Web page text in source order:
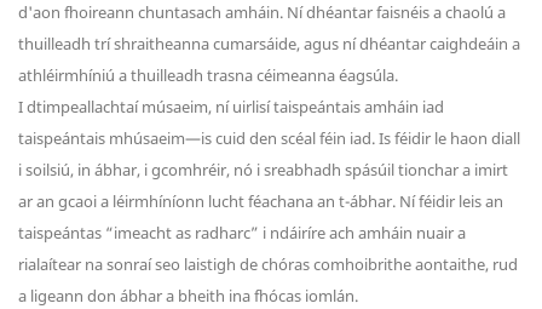
d'aon fhoireann chuntasach amháin. Ní dhéantar faisnéis a chaolú a
thuilleadh trí shraitheanna cumarsáide, agus ní dhéantar caighdeáin a
athléirmhíniú a thuilleadh trasna céimeanna éagsúla.
I dtimpeallachtaí músaeim, ní uirlisí taispeántais amháin iad
taispeántais mhúsaeim—is cuid den scéal féin iad. Is féidir le haon diall
i soilsiú, in ábhar, i gcomhréir, nó i sreabhadh spásúil tionchar a imirt
ar an gcaoi a léirmhíníonn lucht féachana an t-ábhar. Ní féidir leis an
taispeántas “imeacht as radharc” i ndáiríre ach amháin nuair a
rialaítear na sonraí seo laistigh de chóras comhoibrithe aontaithe, rud
a ligeann don ábhar a bheith ina fhócas iomlán.